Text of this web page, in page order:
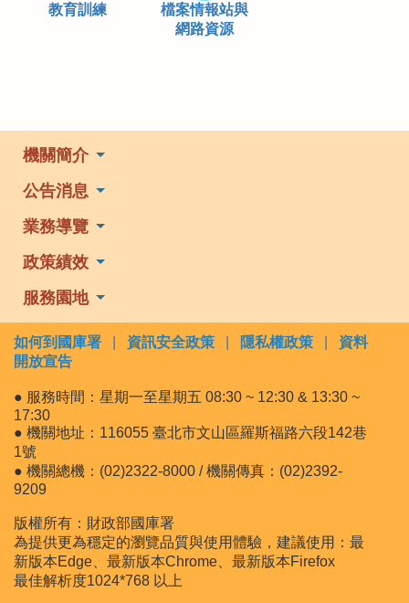
教育訓練
檔案情報站與
網路資源
機關簡介
公告消息
業務導覽
政策績效
服務園地
如何到國庫署 資訊安全政策 隱私權政策
資料
開放宣告
● 服務時間：星期一至星期五 08:30 ~ 12:30 & 13:30 ~
17:30
● 機關地址：116055 臺北市文山區羅斯福路六段142巷
1號
● 機關總機：(02)2322-8000 / 機關傳真：(02)2392-
9209
版權所有：財政部國庫署
為提供更為穩定的瀏覽品質與使用體驗，建議使用：最
新版本Edge、最新版本Chrome、最新版本Firefox
最佳解析度1024*768 以上